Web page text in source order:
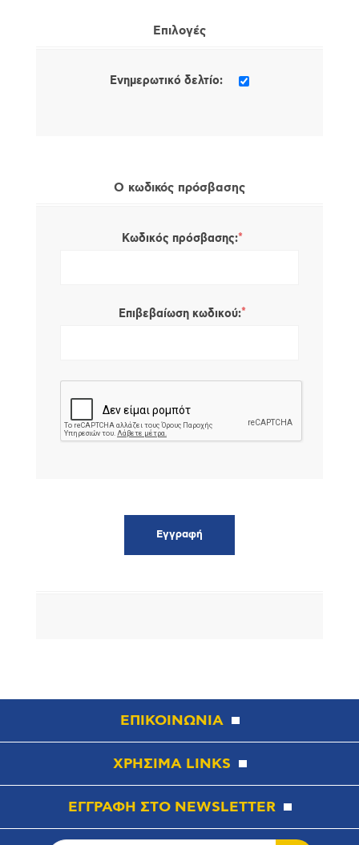
Επιλογές
Ενημερωτικό δελτίο:
Ο κωδικός πρόσβασης
Κωδικός πρόσβασης:*
Επιβεβαίωση κωδικού:*
ΕΠΙΚΟΙΝΩΝΙΑ
ΧΡΗΣΙΜΑ LINKS
ΕΓΓΡΑΦΗ ΣΤΟ NEWSLETTER